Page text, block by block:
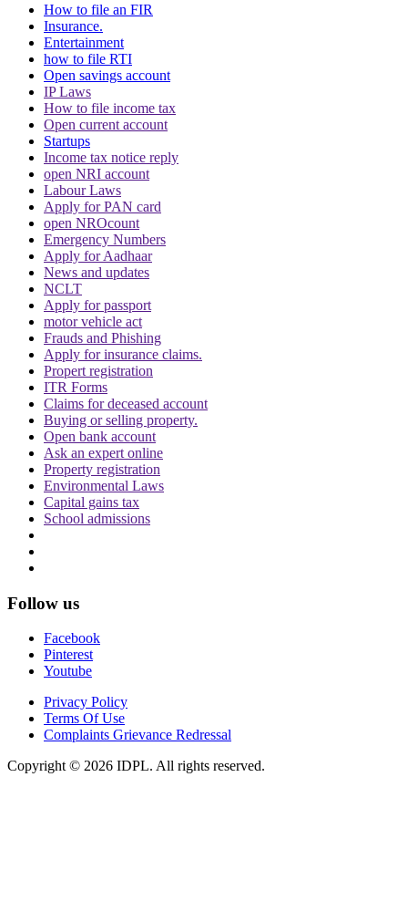
How to file an FIR
Insurance.
Entertainment
how to file RTI
Open savings account
IP Laws
How to file income tax
Open current account
Startups
Income tax notice reply
open NRI account
Labour Laws
Apply for PAN card
open NROcount
Emergency Numbers
Apply for Aadhaar
News and updates
NCLT
Apply for passport
motor vehicle act
Frauds and Phishing
Apply for insurance claims.
Propert registration
ITR Forms
Claims for deceased account
Buying or selling property.
Open bank account
Ask an expert online
Property registration
Environmental Laws
Capital gains tax
School admissions
Follow us
Facebook
Pinterest
Youtube
Privacy Policy
Terms Of Use
Complaints Grievance Redressal
Copyright © 2026 IDPL. All rights reserved.